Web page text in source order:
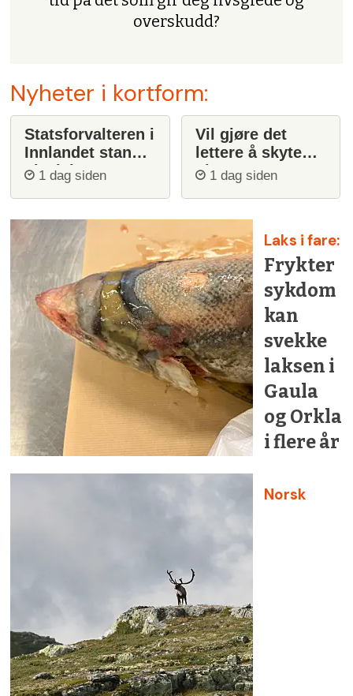
overskudd?
Nyheter i kortform:
Statsforvalteren i
Innlandet stanser
ulvejakt
1 dag siden
Vil gjøre det
lettere å skyte
ulv1 dag siden
Laks i fare:
Frykter
sykdom
kan
svekke
laksen i
Gaula
og Orkla
i flere år
Norsk